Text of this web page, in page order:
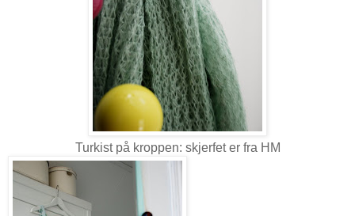
Turkist på kroppen: skjerfet er fra HM